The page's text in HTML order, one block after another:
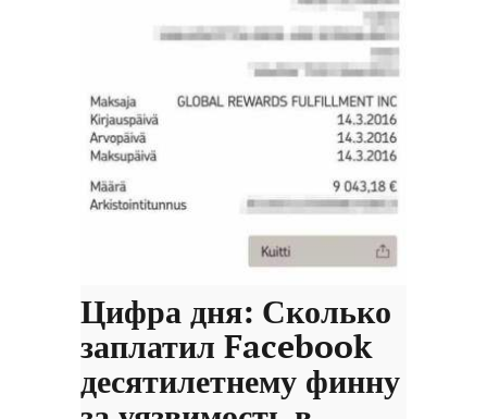
Цифра дня: Сколько
заплатил Facebook
десятилетнему финну